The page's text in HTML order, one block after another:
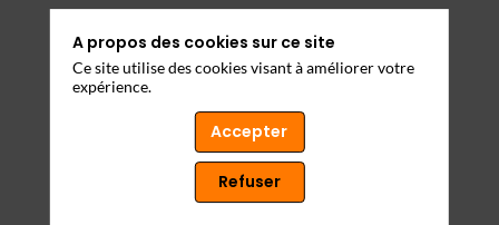
A propos des cookies sur ce site
Ce site utilise des cookies visant à améliorer votre
expérience.
Accepter
Refuser